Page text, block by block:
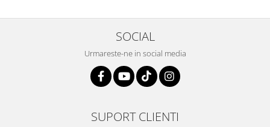
SOCIAL
Urmareste-ne in social media
SUPORT CLIENTI